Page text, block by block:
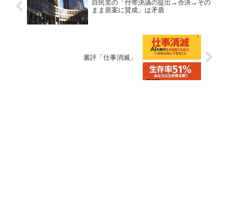
自民党の「付帯決議の提出→否決→その
まま原案に賛成」は矛盾
書評「仕事消滅」